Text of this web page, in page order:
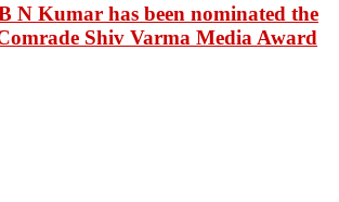
N Kumar has been nominated the
Shiv Varma Media Award